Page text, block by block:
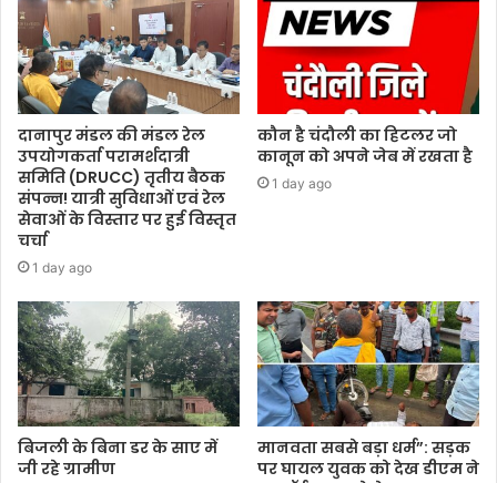
दानापुर मंडल की मंडल रेल
उपयोगकर्ता परामर्शदात्री
समिति (DRUCC) तृतीय बैठक
संपन्न! यात्री सुविधाओं एवं रेल
सेवाओं के विस्तार पर हुई विस्तृत
चर्चा
1 day ago
कौन है चंदौली का हिटलर जो
कानून को अपने जेब में रखता है
1 day ago
बिजली के बिना डर के साए में
जी रहे ग्रामीण
मानवता सबसे बड़ा धर्म”: सड़क
पर घायल युवक को देख डीएम ने